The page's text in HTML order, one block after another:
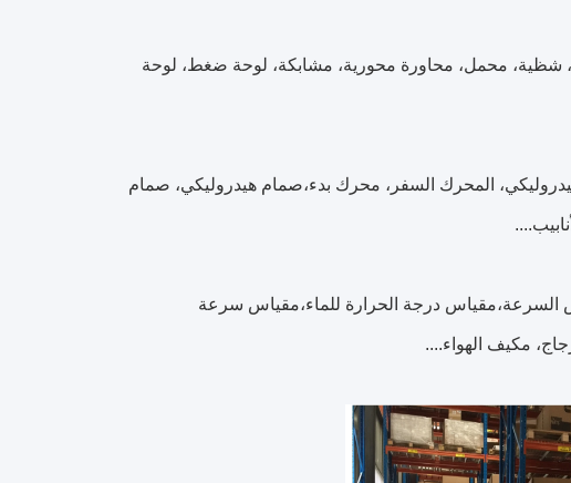
شظية، محمل، محاورة محورية، مشابكة، لوحة ضغط، لوحة
المحرك السفر، محرك بدء،صمام هيدروليكي، صمام
السرعة،مقياس درجة الحرارة للماء،مقياس سرعة
مكيف الهواء....